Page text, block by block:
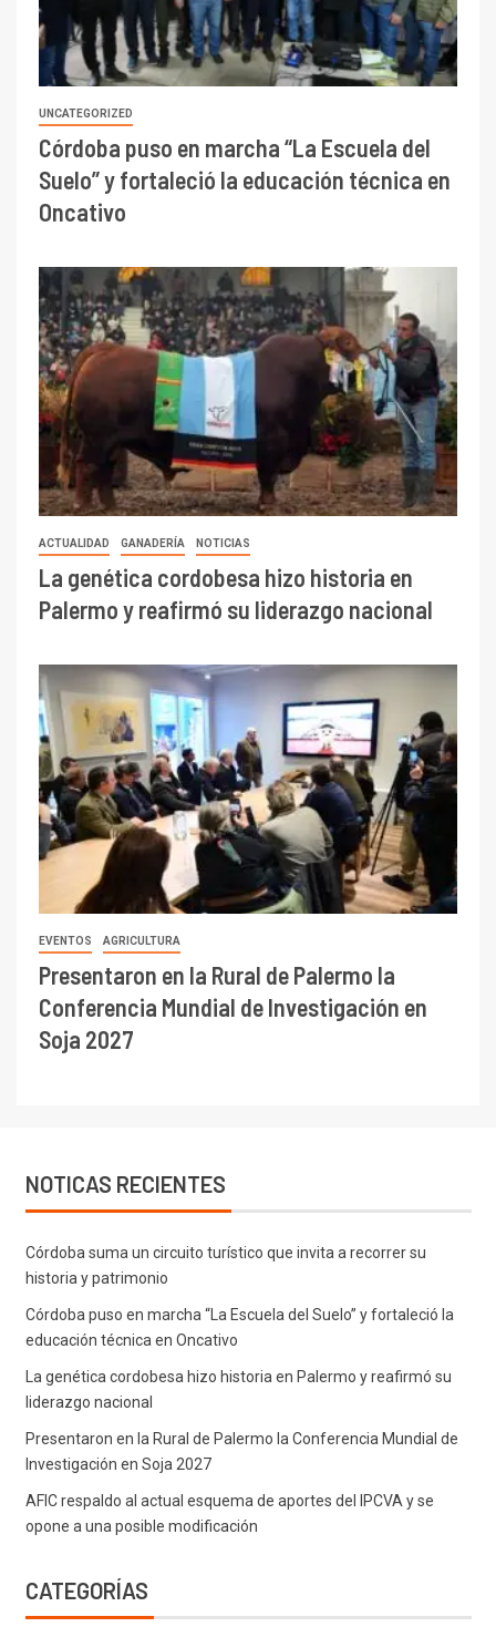
UNCATEGORIZED
Córdoba puso en marcha “La Escuela del
Suelo” y fortaleció la educación técnica en
Oncativo
ACTUALIDAD GANADERÍA NOTICIAS
La genética cordobesa hizo historia en
Palermo y reafirmó su liderazgo nacional
EVENTOS AGRICULTURA
Presentaron en la Rural de Palermo la
Conferencia Mundial de Investigación en
Soja 2027
NOTICAS RECIENTES
Córdoba suma un circuito turístico que invita a recorrer su
historia y patrimonio
Córdoba puso en marcha “La Escuela del Suelo” y fortaleció la
educación técnica en Oncativo
La genética cordobesa hizo historia en Palermo y reafirmó su
liderazgo nacional
Presentaron en la Rural de Palermo la Conferencia Mundial de
Investigación en Soja 2027
AFIC respaldo al actual esquema de aportes del IPCVA y se
opone a una posible modificación
CATEGORÍAS